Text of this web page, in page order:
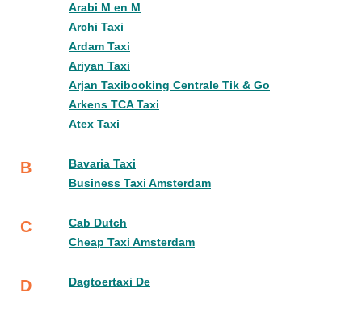
Arabi M en M
Archi Taxi
Ardam Taxi
Ariyan Taxi
Arjan Taxibooking Centrale Tik & Go
Arkens TCA Taxi
Atex Taxi
B
Bavaria Taxi
Business Taxi Amsterdam
C
Cab Dutch
Cheap Taxi Amsterdam
D Dagtoertaxi De